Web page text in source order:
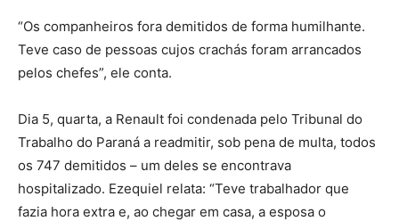
“Os companheiros fora demitidos de forma humilhante.
Teve caso de pessoas cujos crachás foram arrancados
pelos chefes”, ele conta.
Dia 5, quarta, a Renault foi condenada pelo Tribunal do
Trabalho do Paraná a readmitir, sob pena de multa, todos
os 747 demitidos – um deles se encontrava
hospitalizado. Ezequiel relata: “Teve trabalhador que
fazia hora extra e, ao chegar em casa, a esposa o